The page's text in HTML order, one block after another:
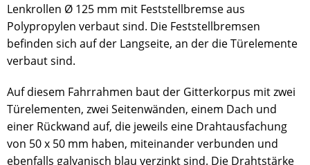
Lenkrollen Ø 125 mm mit Feststellbremse aus
Polypropylen verbaut sind. Die Feststellbremsen
befinden sich auf der Langseite, an der die Türelemente
verbaut sind.
Auf diesem Fahrrahmen baut der Gitterkorpus mit zwei
Türelementen, zwei Seitenwänden, einem Dach und
einer Rückwand auf, die jeweils eine Drahtausfachung
von 50 x 50 mm haben, miteinander verbunden und
ebenfalls galvanisch blau verzinkt sind. Die Drahtstärke